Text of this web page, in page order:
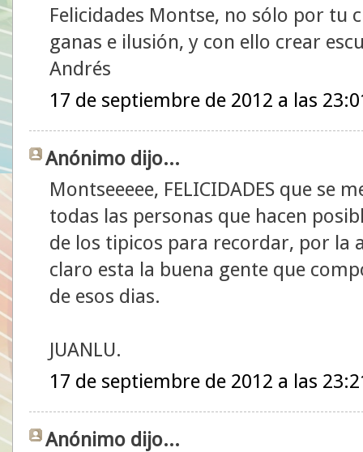
Felicidades Montse, no sólo por tu
ganas e ilusión, y con ello crear
Andrés
17 de septiembre de 2012 a las
Anónimo dijo...
Montseeeee, FELICIDADES que se
todas las personas que hacen
de los tipicos para recordar, por la
claro esta la buena gente que
de esos dias.
JUANLU.
17 de septiembre de 2012 a las
Anónimo dijo...